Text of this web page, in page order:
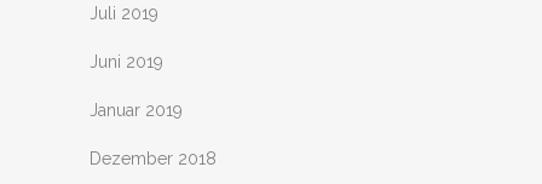
Juli 2019
Juni 2019
Januar 2019
Dezember 2018